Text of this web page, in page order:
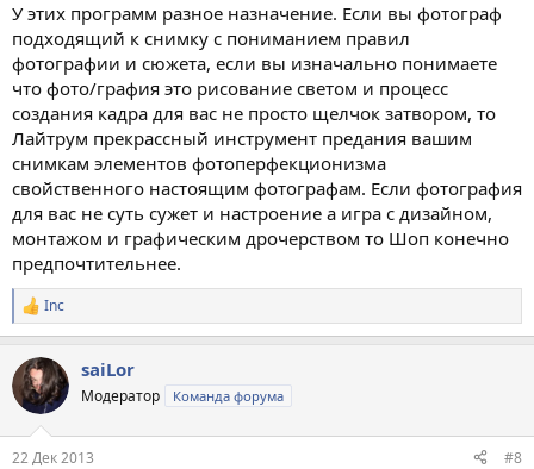
У этих программ разное назначение. Если вы фотограф
подходящий к снимку с пониманием правил
фотографии и сюжета, если вы изначально понимаете
что фото/графия это рисование светом и процесс
создания кадра для вас не просто щелчок затвором, то
Лайтрум прекрассный инструмент предания вашим
снимкам элементов фотоперфекционизма
свойственного настоящим фотографам. Если фотография
для вас не суть сужет и настроение а игра с дизайном,
монтажом и графическим дрочерством то Шоп конечно
предпочтительнее.
Р
е
к
ц
и
Inc
saiLor
Модератор Команда форума
22 Дек 2013 #8